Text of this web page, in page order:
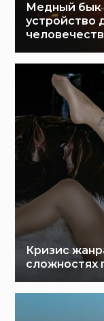
Медный бык
устройство
Кризис
сложностях